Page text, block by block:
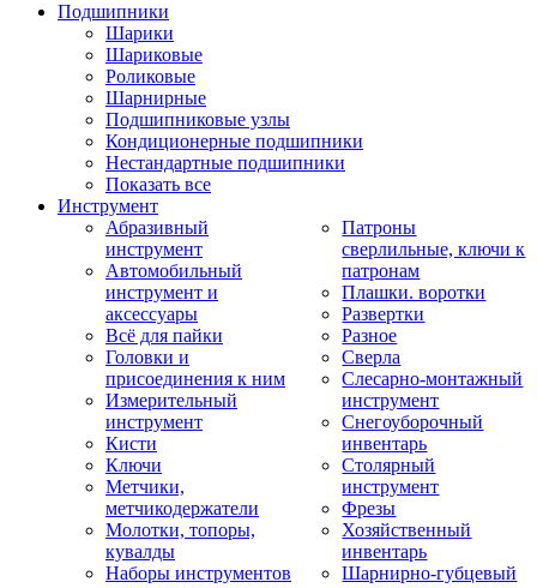
Подшипники
Шарики
Шариковые
Роликовые
Шарнирные
Подшипниковые узлы
Кондиционерные подшипники
Нестандартные подшипники
Показать все
Инструмент
Абразивный
инструмент
Автомобильный
инструмент и
аксессуары
Всё для пайки
Головки и
присоединения к ним
Измерительный
инструмент
Кисти
Ключи
Метчики,
метчикодержатели
Молотки, топоры,
кувалды
Наборы инструментов
Патроны
сверлильные, ключи к
патронам
Плашки. воротки
Развертки
Разное
Сверла
Слесарно-монтажный
инструмент
Снегоуборочный
инвентарь
Столярный
инструмент
Фрезы
Хозяйственный
инвентарь
Шарнирно-губцевый